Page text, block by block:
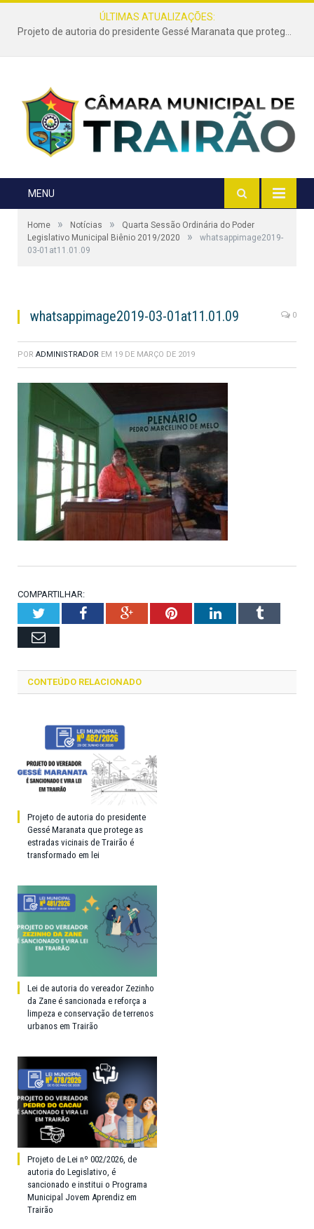
ÚLTIMAS ATUALIZAÇÕES:
Projeto de autoria do presidente Gessé Maranata que protege as estradas vicinais de Trairão é transformado em lei
MENU
Home » Notícias »
Quarta Sessão Ordinária do Poder
Legislativo Municipal Biênio 2019/2020
»
whatsappimage2019-
03-01at11.01.09
whatsappimage2019-03-01at11.01.09 0
POR ADMINISTRADOR EM 19 DE MARÇO DE 2019
COMPARTILHAR:
TwitterFacebookGoogle+PinterestLinkedInTumblr
Email
CONTEÚDO RELACIONADO
Projeto de autoria do presidente
Gessé Maranata que protege as
estradas vicinais de Trairão é
transformado em lei
Lei de autoria do vereador Zezinho
da Zane é sancionada e reforça a
limpeza e conservação de terrenos
urbanos em Trairão
Projeto de Lei nº 002/2026, de
autoria do Legislativo, é
sancionado e institui o Programa
Municipal Jovem Aprendiz em
Trairão